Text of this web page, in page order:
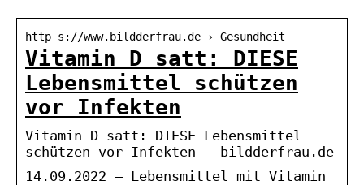
http s://www.bildderfrau.de › Gesundheit
Vitamin D satt: DIESE
Lebensmittel schützen
vor Infekten
Vitamin D satt: DIESE Lebensmittel
schützen vor Infekten – bildderfrau.de
14.09.2022 — Lebensmittel mit Vitamin